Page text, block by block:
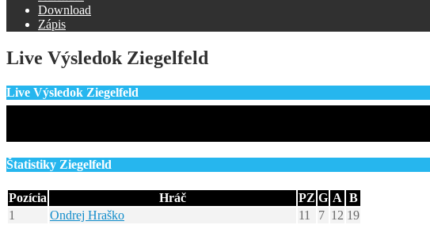
Download
Zápis
Live Výsledok Ziegelfeld
Live Výsledok Ziegelfeld
Štatistiky Ziegelfeld
Pozícia Hráč PZ G A B
1
Ondrej Hraško 11 7 12 19